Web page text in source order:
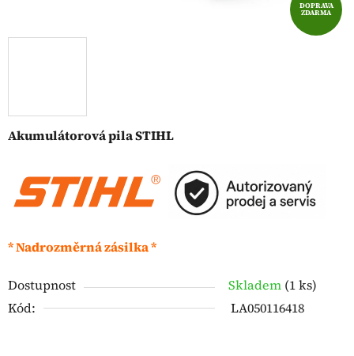
Akumulátorová pila STIHL
* Nadrozměrná zásilka *
Dostupnost Skladem (1 ks)
Kód:
LA050116418
DOPRAVA
ZDARMA